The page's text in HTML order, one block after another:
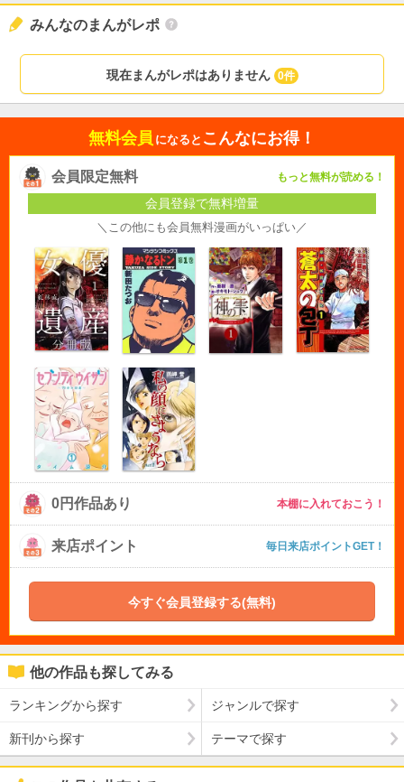
みんなのまんがレポ
現在まんがレポはありません 0件
無料会員 になると こんなにお得！
会員限定無料 もっと無料が読める！
会員登録で無料増量
＼この他にも会員無料漫画がいっぱい／
0円作品あり 本棚に入れておこう！
来店ポイント 毎日来店ポイントGET！
今すぐ会員登録する(無料)
他の作品も探してみる
ランキングから探す ジャンルで探す
新刊から探す テーマで探す